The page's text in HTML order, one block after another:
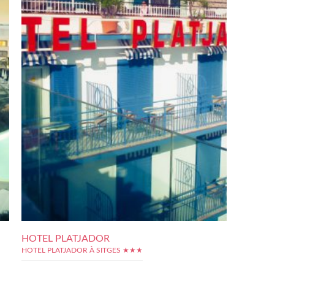
HOTEL PLATJADOR
HOTEL PLATJADOR À SITGES ★★★